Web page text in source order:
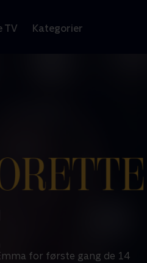
TV Kategorier
for første gang de 14